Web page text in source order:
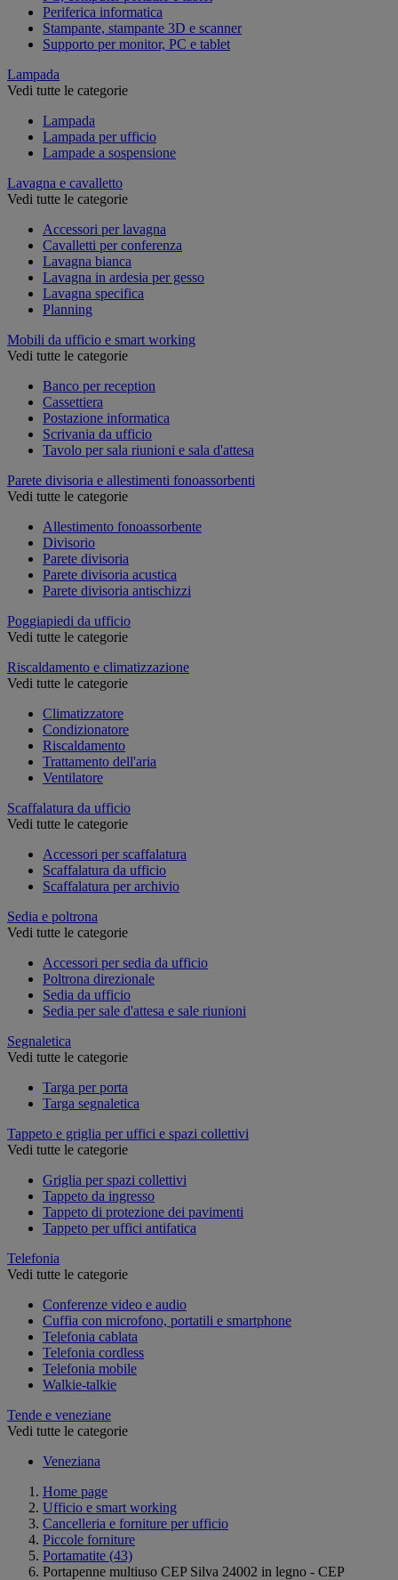
Periferica informatica
Stampante, stampante 3D e scanner
Supporto per monitor, PC e tablet
Lampada
Vedi tutte le categorie
Lampada
Lampada per ufficio
Lampade a sospensione
Lavagna e cavalletto
Vedi tutte le categorie
Accessori per lavagna
Cavalletti per conferenza
Lavagna bianca
Lavagna in ardesia per gesso
Lavagna specifica
Planning
Mobili da ufficio e smart working
Vedi tutte le categorie
Banco per reception
Cassettiera
Postazione informatica
Scrivania da ufficio
Tavolo per sala riunioni e sala d'attesa
Parete divisoria e allestimenti fonoassorbenti
Vedi tutte le categorie
Allestimento fonoassorbente
Divisorio
Parete divisoria
Parete divisoria acustica
Parete divisoria antischizzi
Poggiapiedi da ufficio
Vedi tutte le categorie
Riscaldamento e climatizzazione
Vedi tutte le categorie
Climatizzatore
Condizionatore
Riscaldamento
Trattamento dell'aria
Ventilatore
Scaffalatura da ufficio
Vedi tutte le categorie
Accessori per scaffalatura
Scaffalatura da ufficio
Scaffalatura per archivio
Sedia e poltrona
Vedi tutte le categorie
Accessori per sedia da ufficio
Poltrona direzionale
Sedia da ufficio
Sedia per sale d'attesa e sale riunioni
Segnaletica
Vedi tutte le categorie
Targa per porta
Targa segnaletica
Tappeto e griglia per uffici e spazi collettivi
Vedi tutte le categorie
Griglia per spazi collettivi
Tappeto da ingresso
Tappeto di protezione dei pavimenti
Tappeto per uffici antifatica
Telefonia
Vedi tutte le categorie
Conferenze video e audio
Cuffia con microfono, portatili e smartphone
Telefonia cablata
Telefonia cordless
Telefonia mobile
Walkie-talkie
Tende e veneziane
Vedi tutte le categorie
Veneziana
Home page
Ufficio e smart working
Cancelleria e forniture per ufficio
Piccole forniture
Portamatite (43)
Portapenne multiuso CEP Silva 24002 in legno - CEP